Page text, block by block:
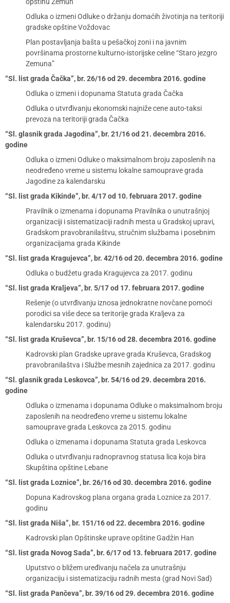
Odluka o izmeni Odluke o držanju domaćih životinja na teritoriji
gradske opštine Voždovac
Plan postavljanja bašta u pešačkoj zoni i na javnim
površinama prostorne kulturno-istorijske celine “Staro jezgro
Zemuna”
“Sl. list grada Čačka”, br. 26/16 od 29. decembra 2016. godine
Odluka o izmeni i dopunama Statuta grada Čačka
Odluka o utvrđivanju ekonomski najniže cene auto-taksi
prevoza na teritoriji grada Čačka
“Sl. glasnik grada Jagodina”, br. 21/16 od 21. decembra 2016.
godine
Odluka o izmeni Odluke o maksimalnom broju zaposlenih na
neodređeno vreme u sistemu lokalne samouprave grada
Jagodine za kalendarsku
“Sl. list grada Kikinde”, br. 4/17 od 10. februara 2017. godine
Pravilnik o izmenama i dopunama Pravilnika o unutrašnjoj
organizaciji i sistematizaciji radnih mesta u Gradskoj upravi,
Gradskom pravobranilaštvu, stručnim službama i posebnim
organizacijama grada Kikinde
“Sl. list grada Kragujevca”, br. 42/16 od 20. decembra 2016. godine
Odluka o budžetu grada Kragujevca za 2017. godinu
“Sl. list grada Kraljeva”, br. 5/17 od 17. februara 2017. godine
Rešenje (o utvrđivanju iznosa jednokratne novčane pomoći
porodici sa više dece sa teritorije grada Kraljeva za
kalendarsku 2017. godinu)
“Sl. list grada Kruševca”, br. 15/16 od 28. decembra 2016. godine
Kadrovski plan Gradske uprave grada Kruševca, Gradskog
pravobranilaštva i Službe mesnih zajednica za 2017. godinu
“Sl. glasnik grada Leskovca”, br. 54/16 od 29. decembra 2016.
godine
Odluka o izmenama i dopunama Odluke o maksimalnom broju
zaposlenih na neodređeno vreme u sistemu lokalne
samouprave grada Leskovca za 2015. godinu
Odluka o izmenama i dopunama Statuta grada Leskovca
Odluka o utvrđivanju radnopravnog statusa lica koja bira
Skupština opštine Lebane
“Sl. list grada Loznice”, br. 26/16 od 30. decembra 2016. godine
Dopuna Kadrovskog plana organa grada Loznice za 2017.
godinu
“Sl. list grada Niša”, br. 151/16 od 22. decembra 2016. godine
Kadrovski plan Opštinske uprave opštine Gadžin Han
“Sl. list grada Novog Sada”, br. 6/17 od 13. februara 2017. godine
Uputstvo o bližem uređivanju načela za unutrašnju
organizaciju i sistematizaciju radnih mesta (grad Novi Sad)
“Sl. list grada Pančeva”, br. 39/16 od 29. decembra 2016. godine